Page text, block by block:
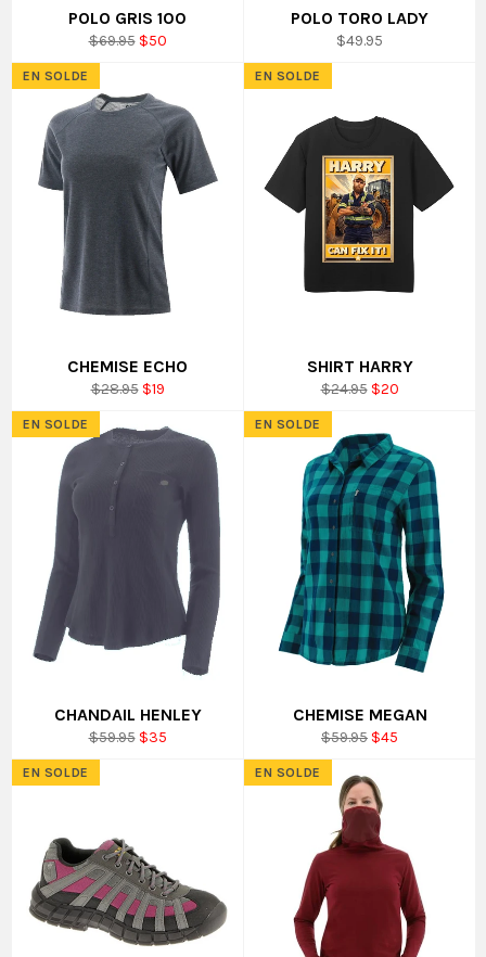
POLO GRIS 100
Prix
régulier
$69.95 Prix
$50
POLO TORO LADY
Prix
$49.95
CHEMISE ECHO
Prix
régulier
$28.95 Prix
$19
EN SOLDE
SHIRT HARRY
Prix
régulier
$24.95 Prix
$20
EN SOLDE
CHANDAIL HENLEY
Prix
régulier
$59.95 Prix
$35
EN SOLDE
CHEMISE MEGAN
Prix
régulier
$59.95 Prix
$45
EN SOLDE
EN SOLDE EN SOLDE